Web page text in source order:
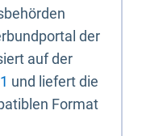
der
auf der
und liefert die
Format